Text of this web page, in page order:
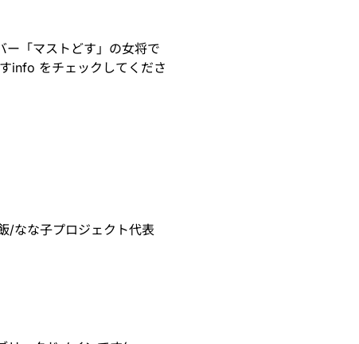
「マストどす」の女将で
info をチェックしてくださ
/なな子プロジェクト代表